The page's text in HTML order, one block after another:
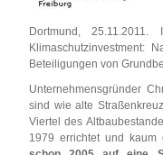
Dortmund,
Klimaschutzinvestment:
Beteiligungen von
Unternehmensgründer
sind wie alte
Viertel des
1979 errichtet und kaum